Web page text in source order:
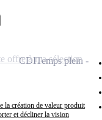
la création de valeur produit
et décliner la vision
CDITemps plein
offre à ma sélection